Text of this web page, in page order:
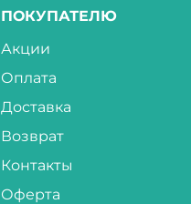
ПОКУПАТЕЛЮ
Акции
Оплата
Доставка
Возврат
Контакты
Оферта